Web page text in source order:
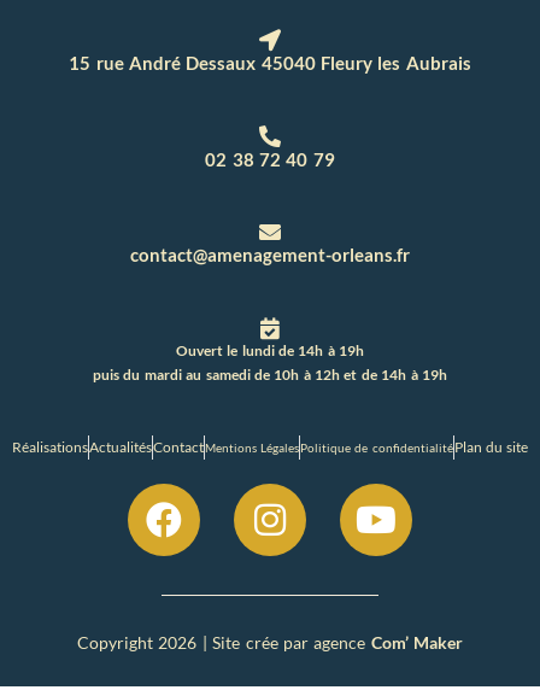
15 rue André Dessaux 45040 Fleury les Aubrais
02 38 72 40 79
contact@amenagement-orleans.fr
Ouvert le lundi de 14h à 19h
puis du mardi au samedi de 10h à 12h et de 14h à 19h
RéalisationsActualitésContactMentions LégalesPolitique de confidentialitéPlan du site
Copyright 2026 | Site crée par agence Com’ Maker